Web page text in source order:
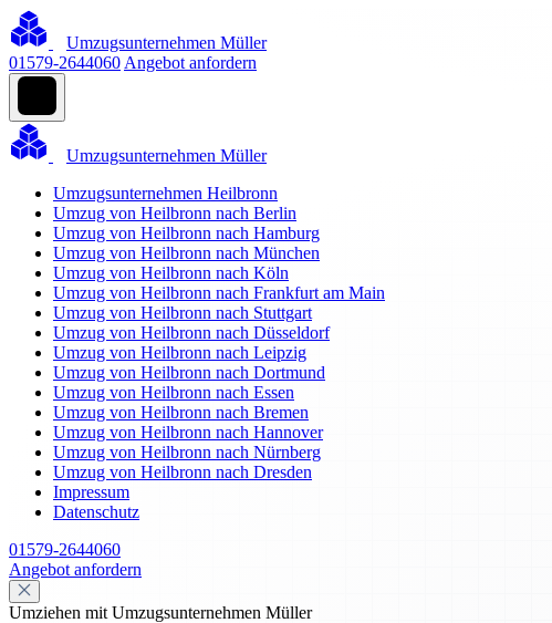
Umzugsunternehmen Müller
01579-2644060 Angebot anfordern
Umzugsunternehmen Müller
Umzugsunternehmen Heilbronn
Umzug von Heilbronn nach Berlin
Umzug von Heilbronn nach Hamburg
Umzug von Heilbronn nach München
Umzug von Heilbronn nach Köln
Umzug von Heilbronn nach Frankfurt am Main
Umzug von Heilbronn nach Stuttgart
Umzug von Heilbronn nach Düsseldorf
Umzug von Heilbronn nach Leipzig
Umzug von Heilbronn nach Dortmund
Umzug von Heilbronn nach Essen
Umzug von Heilbronn nach Bremen
Umzug von Heilbronn nach Hannover
Umzug von Heilbronn nach Nürnberg
Umzug von Heilbronn nach Dresden
Impressum
Datenschutz
01579-2644060
Angebot anfordern
Umziehen mit Umzugsunternehmen Müller